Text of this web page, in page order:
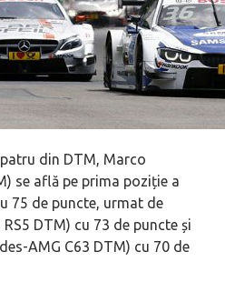
din DTM, Marco
se află pe prima poziție a
75 de puncte, urmat de
DTM) cu 73 de puncte și
AMG C63 DTM) cu 70 de